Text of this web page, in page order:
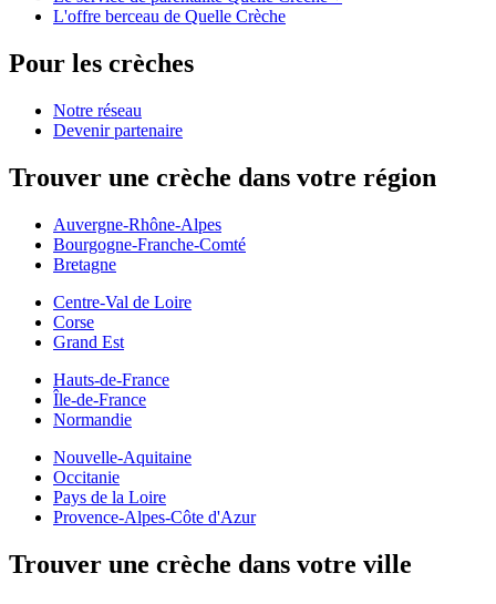
L'offre berceau de Quelle Crèche
Pour les crèches
Notre réseau
Devenir partenaire
Trouver une crèche dans votre région
Auvergne-Rhône-Alpes
Bourgogne-Franche-Comté
Bretagne
Centre-Val de Loire
Corse
Grand Est
Hauts-de-France
Île-de-France
Normandie
Nouvelle-Aquitaine
Occitanie
Pays de la Loire
Provence-Alpes-Côte d'Azur
Trouver une crèche dans votre ville